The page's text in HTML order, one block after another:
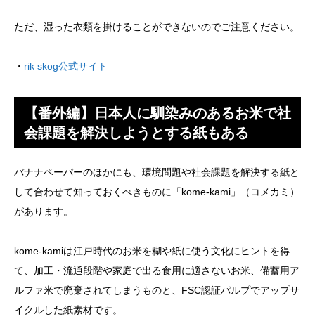
ただ、湿った衣類を掛けることができないのでご注意ください。
・ rik skog公式サイト
【番外編】日本人に馴染みのあるお米で社
会課題を解決しようとする紙もある
バナナペーパーのほかにも、環境問題や社会課題を解決する紙と
して合わせて知っておくべきものに「kome-kami」（コメカミ）
があります。
kome-kamiは江戸時代のお米を糊や紙に使う文化にヒントを得
て、加工・流通段階や家庭で出る食用に適さないお米、備蓄用ア
ルファ米で廃棄されてしまうものと、FSC認証パルプでアップサ
イクルした紙素材です。